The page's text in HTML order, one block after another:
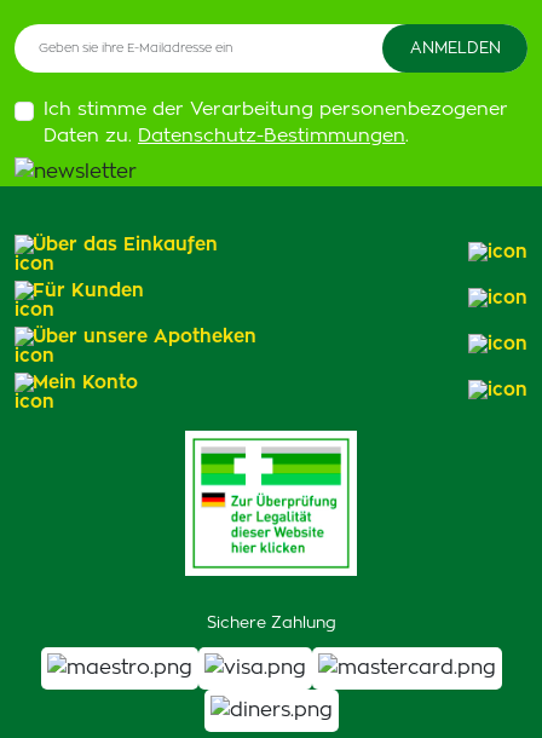
Ich stimme der Verarbeitung personenbezogener
Daten zu. Datenschutz-Bestimmungen.
Sichere Zahlung
Über das Einkaufen
Für Kunden
Über unsere Apotheken
Mein Konto